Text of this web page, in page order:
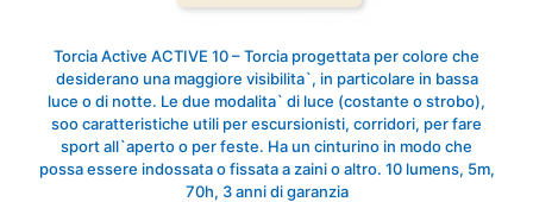
Torcia Active ACTIVE 10 – Torcia progettata per colore che
desiderano una maggiore visibilita`, in particolare in bassa
luce o di notte. Le due modalita` di luce (costante o strobo),
soo caratteristiche utili per escursionisti, corridori, per fare
sport all`aperto o per feste. Ha un cinturino in modo che
possa essere indossata o fissata a zaini o altro. 10 lumens, 5m,
70h, 3 anni di garanzia